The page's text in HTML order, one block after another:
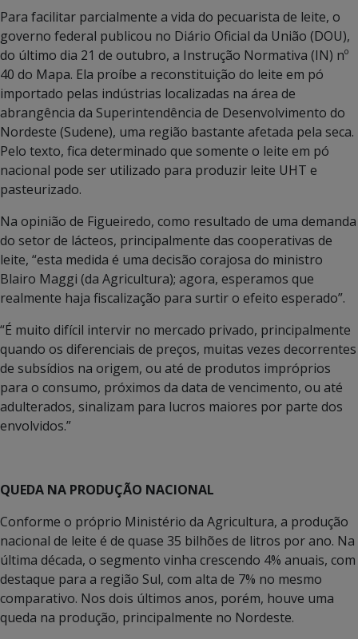
Para facilitar parcialmente a vida do pecuarista de leite, o
governo federal publicou no Diário Oficial da União (DOU),
do último dia 21 de outubro, a Instrução Normativa (IN) nº
40 do Mapa. Ela proíbe a reconstituição do leite em pó
importado pelas indústrias localizadas na área de
abrangência da Superintendência de Desenvolvimento do
Nordeste (Sudene), uma região bastante afetada pela seca.
Pelo texto, fica determinado que somente o leite em pó
nacional pode ser utilizado para produzir leite UHT e
pasteurizado.
Na opinião de Figueiredo, como resultado de uma demanda
do setor de lácteos, principalmente das cooperativas de
leite, “esta medida é uma decisão corajosa do ministro
Blairo Maggi (da Agricultura); agora, esperamos que
realmente haja fiscalização para surtir o efeito esperado”.
“É muito difícil intervir no mercado privado, principalmente
quando os diferenciais de preços, muitas vezes decorrentes
de subsídios na origem, ou até de produtos impróprios
para o consumo, próximos da data de vencimento, ou até
adulterados, sinalizam para lucros maiores por parte dos
envolvidos.”
QUEDA NA PRODUÇÃO NACIONAL
Conforme o próprio Ministério da Agricultura, a produção
nacional de leite é de quase 35 bilhões de litros por ano. Na
última década, o segmento vinha crescendo 4% anuais, com
destaque para a região Sul, com alta de 7% no mesmo
comparativo. Nos dois últimos anos, porém, houve uma
queda na produção, principalmente no Nordeste.